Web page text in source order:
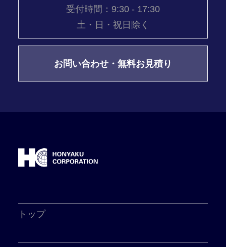
受付時間：9:30 - 17:30
土・日・祝日除く
お問い合わせ・無料お見積り
トップ